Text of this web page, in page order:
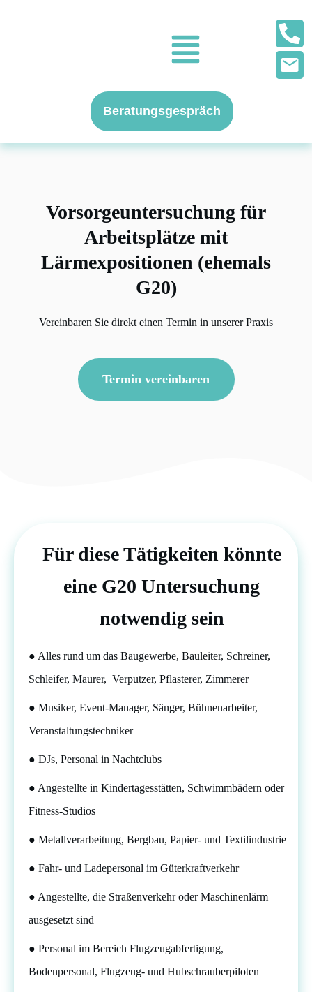
Beratungsgespräch
Vorsorgeuntersuchung für
Arbeitsplätze mit
Lärmexpositionen (ehemals
G20)
Vereinbaren Sie direkt einen Termin in unserer Praxis
Termin vereinbaren
Für diese Tätigkeiten könnte
eine G20 Untersuchung
notwendig sein
● Alles rund um das Baugewerbe, Bauleiter, Schreiner,
Schleifer, Maurer, Verputzer, Pflasterer, Zimmerer
● Musiker, Event-Manager, Sänger, Bühnenarbeiter,
Veranstaltungstechniker
● DJs, Personal in Nachtclubs
● Angestellte in Kindertagesstätten, Schwimmbädern oder
Fitness-Studios
● Metallverarbeitung, Bergbau, Papier- und Textilindustrie
● Fahr- und Ladepersonal im Güterkraftverkehr
● Angestellte, die Straßenverkehr oder Maschinenlärm
ausgesetzt sind
● Personal im Bereich Flugzeugabfertigung,
Bodenpersonal, Flugzeug- und Hubschrauberpiloten